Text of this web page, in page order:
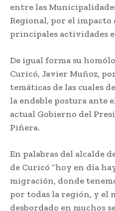
entre las
Regional, por el impacto
principales actividades
De igual forma su
Curicó, Javier Muñoz,
temáticas de las cuales
la endeble postura ante
actual Gobierno del
Piñera.
En palabras del alcalde
de Curicó “hoy en día
migración, donde
por todas la región, y el
desbordado en muchos